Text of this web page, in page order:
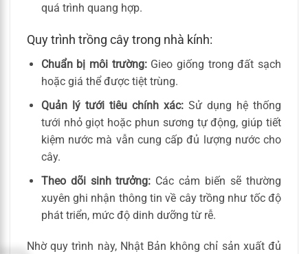
quá trình quang hợp.
Quy trình trồng cây trong nhà kính:
Chuẩn bị môi trường:Gieo giống trong đất sạch
hoặc giá thể được tiệt trùng.
Quản lý tưới tiêu chính xác:Sử dụng hệ thống
tưới nhỏ giọt hoặc phun sương tự động, giúp tiết
kiệm nước mà vẫn cung cấp đủ lượng nước cho
cây.
Theo dõi sinh trưởng: Các cảm biến sẽ thường
xuyên ghi nhận thông tin về cây trồng như tốc độ
phát triển, mức độ dinh dưỡng từ rễ.
Nhờ quy trình này, Nhật Bản không chỉ sản xuất đủ